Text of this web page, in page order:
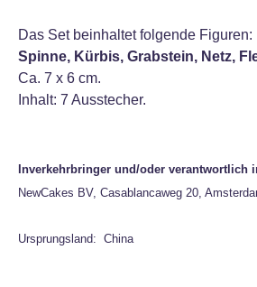
Das Set beinhaltet folgende Figuren:
Spinne, Kürbis, Grabstein, Netz,
Ca. 7 x 6 cm.
Inhalt: 7 Ausstecher.
Inverkehrbringer und/oder verantwortlich
NewCakes BV, Casablancaweg 20,
Ursprungsland: China